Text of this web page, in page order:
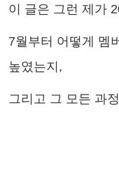
이 글은 그런 제가
7월부터 어떻게 멤
높였는지,
그리고 그 모든 과